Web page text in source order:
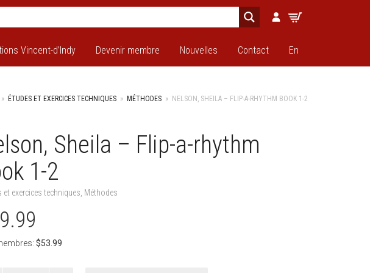
Vincent-d’Indy Devenir membre Nouvelles Contact En
» ÉTUDES ET EXERCICES TECHNIQUES » MÉTHODES » NELSON, SHEILA – FLIP-A-RHYTHM BOOK 1-2
Sheila – Flip-a-rhythm
1-2
et exercices techniques Méthodes
$53.99